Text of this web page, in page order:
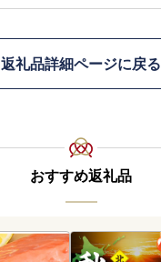
返礼品詳細ページに戻る
おすすめ返礼品